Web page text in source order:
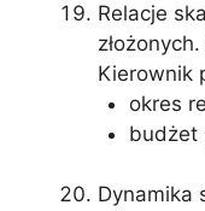
Relacje
Kierownik
okres
budżet
Dynamika